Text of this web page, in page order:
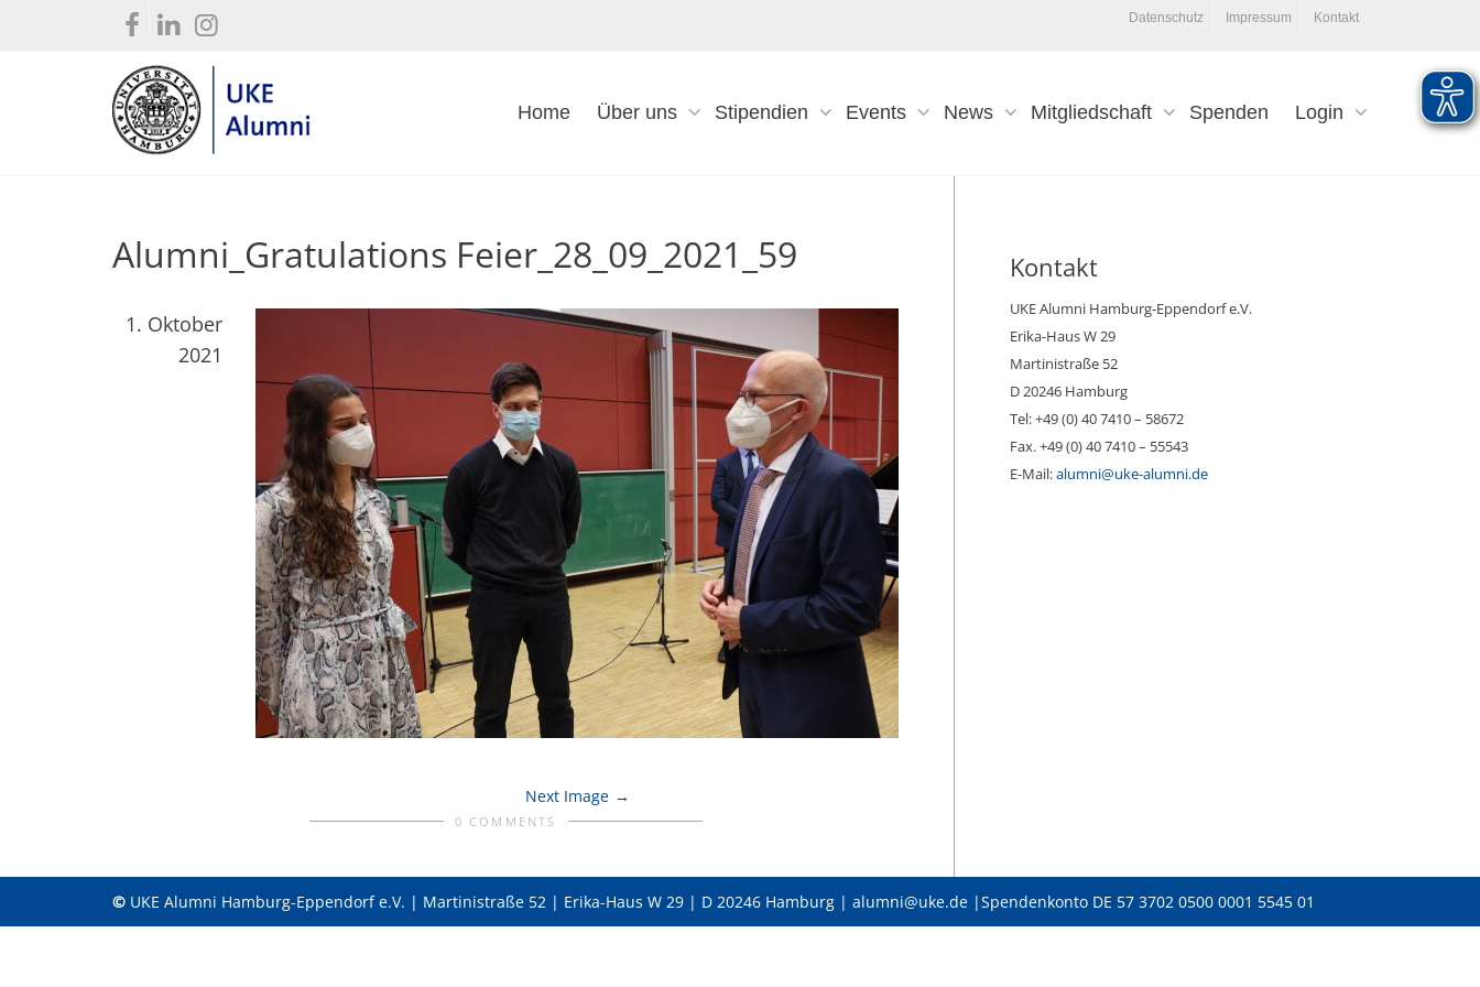
Datenschutz Impressum Kontakt
Home Über uns Stipendien Events News Mitgliedschaft Spenden Login
Alumni_Gratulations Feier_28_09_2021_59
1. Oktober
2021
Next Image
0 COMMENTS
Kontakt
UKE Alumni Hamburg-Eppendorf e.V.
Erika-Haus W 29
Martinistraße 52
D 20246 Hamburg
Tel: +49 (0) 40 7410 – 58672
Fax. +49 (0) 40 7410 – 55543
E-Mail:alumni@uke-alumni.de
© UKE Alumni Hamburg-Eppendorf e.V. | Martinistraße 52 | Erika-Haus W 29 | D 20246 Hamburg | alumni@uke.de |Spendenkonto DE 57 3702 0500 0001 5545 01